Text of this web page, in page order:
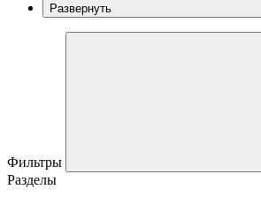
Развернуть
Фильтры
Разделы